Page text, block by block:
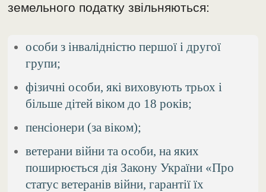
земельного податку звільняються:
особи з інвалідністю першої і другої
групи;
фізичні особи, які виховують трьох і
більше дітей віком до 18 років;
пенсіонери (за віком);
ветерани війни та особи, на яких
поширюється дія Закону України «Про
статус ветеранів війни, гарантії їх